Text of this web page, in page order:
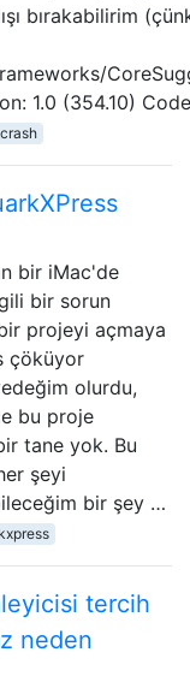
bırakabilirim
1.0 (354.10)
crash
bir iMac'de
bir sorun
projeyi açmaya
çöküyor
olurdu,
bu proje
tane yok. Bu
şeyi
bir şey …
tercih
neden